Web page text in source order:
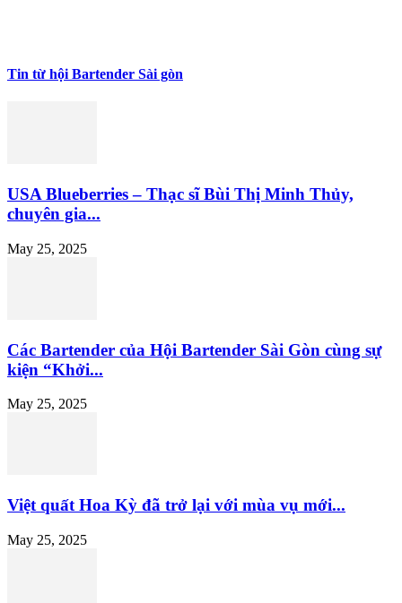
Tin từ hội Bartender Sài gòn
USA Blueberries – Thạc sĩ Bùi Thị Minh Thủy,
chuyên gia...
May 25, 2025
Các Bartender của Hội Bartender Sài Gòn cùng sự
kiện “Khởi...
May 25, 2025
Việt quất Hoa Kỳ đã trở lại với mùa vụ mới...
May 25, 2025